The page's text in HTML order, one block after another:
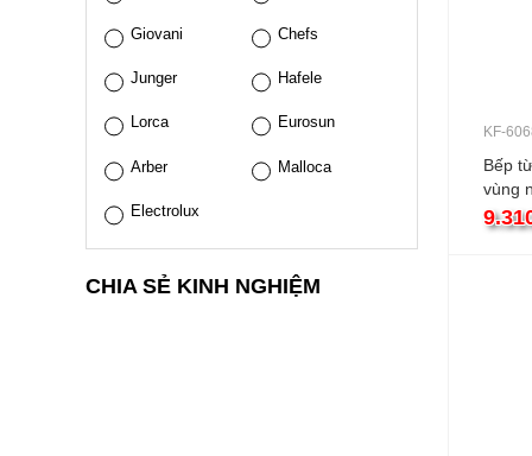
Giovani Chefs
Junger Hafele
Lorca Eurosun
Arber Malloca
Electrolux
CHIA SẺ KINH NGHIỆM
KF-
Bếp
vùng